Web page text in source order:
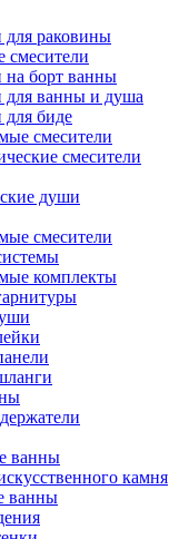
для раковины
смесители
на борт ванны
для ванны и душа
для биде
смесители
смесители
души
смесители
комплекты
ванны
камня
ванны